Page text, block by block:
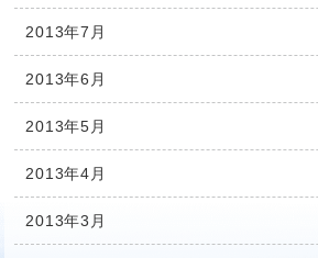
2013年7月
2013年6月
2013年5月
2013年4月
2013年3月